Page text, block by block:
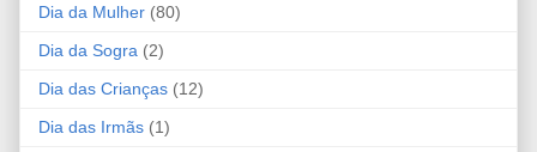
Dia da Mulher (80)
Dia da Sogra (2)
Dia das Crianças (12)
Dia das Irmãs (1)